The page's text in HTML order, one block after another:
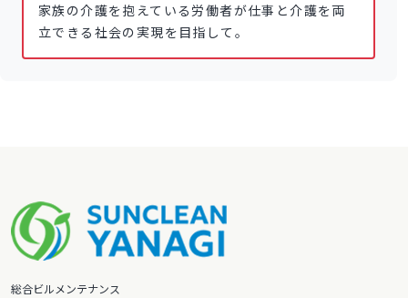
家族の介護を抱えている労働者が仕事と介護を両
立できる社会の実現を目指して。
総合ビルメンテナンス